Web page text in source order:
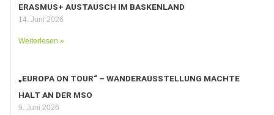
ERASMUS+ AUSTAUSCH IM BASKENLAND
14. Juni 2026
Weiterlesen »
„EUROPA ON TOUR“ – WANDERAUSSTELLUNG MACHTE
HALT AN DER MSO
9. Juni 2026